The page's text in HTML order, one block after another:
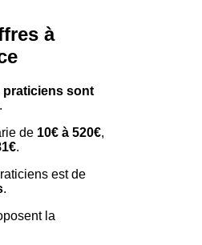
à
praticiens sont
de 10€ à 520€,
.
est de
.
la